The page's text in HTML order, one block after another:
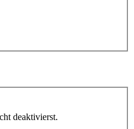
deaktivierst.